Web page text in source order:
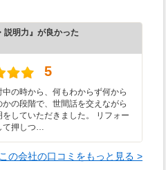
説明力』が良かった
5
中の時から、何もわからず何から
の段階で、世間話を交えながら
していただきました。 リフォー
て押しつ…
この会社の口コミをもっと見る >